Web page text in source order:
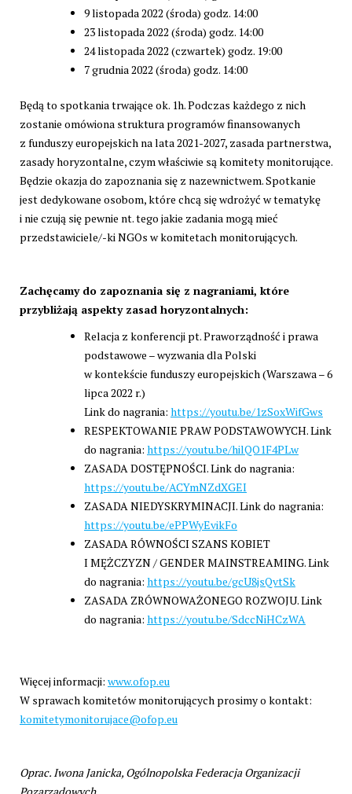
9 listopada 2022 (środa) godz. 14:00
23 listopada 2022 (środa) godz. 14:00
24 listopada 2022 (czwartek) godz. 19:00
7 grudnia 2022 (środa) godz. 14:00
Będą to spotkania trwające ok. 1h. Podczas każdego z nich
zostanie omówiona struktura programów finansowanych
z funduszy europejskich na lata 2021-2027, zasada partnerstwa,
zasady horyzontalne, czym właściwie są komitety monitorujące.
Będzie okazja do zapoznania się z nazewnictwem. Spotkanie
jest dedykowane osobom, które chcą się wdrożyć w tematykę
i nie czują się pewnie nt. tego jakie zadania mogą mieć
przedstawiciele/-ki NGOs w komitetach monitorujących.
Zachęcamy do zapoznania się z nagraniami, które
przybliżają aspekty zasad horyzontalnych:
Relacja z konferencji pt. Praworządność i prawa
podstawowe – wyzwania dla Polski
w kontekście funduszy europejskich (Warszawa – 6
lipca 2022 r.)
Link do nagrania: https://youtu.be/1zSoxWifGws
RESPEKTOWANIE PRAW PODSTAWOWYCH. Link
do nagrania: https://youtu.be/hilQO1F4PLw
ZASADA DOSTĘPNOŚCI. Link do nagrania:
https://youtu.be/ACYmNZdXGEI
ZASADA NIEDYSKRYMINACJI. Link do nagrania:
https://youtu.be/ePPWyEvikFo
ZASADA RÓWNOŚCI SZANS KOBIET
I MĘŻCZYZN / GENDER MAINSTREAMING. Link
do nagrania: https://youtu.be/gcU8jsQvtSk
ZASADA ZRÓWNOWAŻONEGO ROZWOJU. Link
do nagrania: https://youtu.be/SdccNiHCzWA
Więcej informacji: www.ofop.eu
W sprawach komitetów monitorujących prosimy o kontakt:
komitetymonitorujace@ofop.eu
Oprac. Iwona Janicka, Ogólnopolska Federacja Organizacji
Pozarządowych